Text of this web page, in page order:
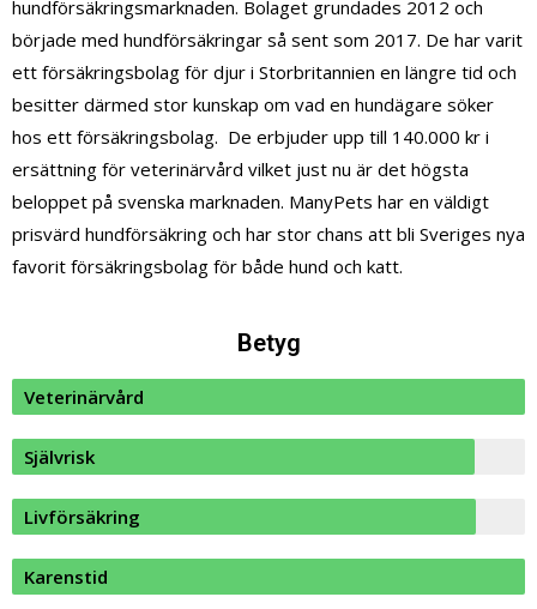
hundförsäkringsmarknaden. Bolaget grundades 2012 och
började med hundförsäkringar så sent som 2017. De har varit
ett försäkringsbolag för djur i Storbritannien en längre tid och
besitter därmed stor kunskap om vad en hundägare söker
hos ett försäkringsbolag. De erbjuder upp till 140.000 kr i
ersättning för veterinärvård vilket just nu är det högsta
beloppet på svenska marknaden. ManyPets har en väldigt
prisvärd hundförsäkring och har stor chans att bli Sveriges nya
favorit försäkringsbolag för både hund och katt.
Betyg
Veterinärvård
Självrisk
Livförsäkring
Karenstid